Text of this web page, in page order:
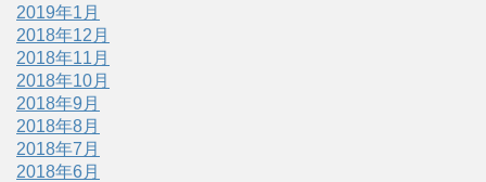
2019年1月
2018年12月
2018年11月
2018年10月
2018年9月
2018年8月
2018年7月
2018年6月